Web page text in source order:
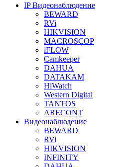
IP Видеонаблюдение
BEWARD
RVi
HIKVISION
MACROSCOP
iFLOW
Camkeeper
DAHUA
DATAKAM
HiWatch
Western Digital
TANTOS
ARECONT
Видеонаблюдение
BEWARD
RVi
HIKVISION
INFINITY